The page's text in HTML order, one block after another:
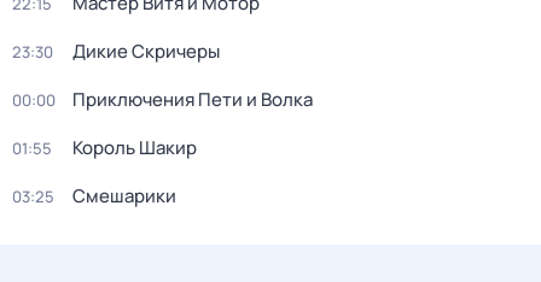
23:30 Дикие Скричеры
00:00 Приключения Пети и Волка
01:55 Король Шакир
03:25 Смешарики